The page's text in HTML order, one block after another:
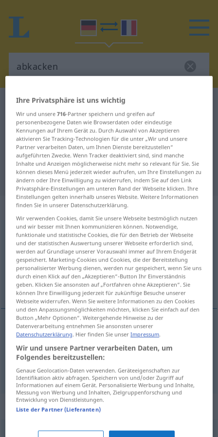
Deutsch-Französisch Wörterbuch
Deutsch-Französisch Übersetzung
für "abkacken"
"abkacken" Französisch
Übersetzung
„abkacken“: intransitives Verb
abkackenv/i < sép;-ge-> SL
Übersicht aller Übersetzungen
(Für mehr Details die Übersetzung anklicken/antippen)
chier foirer
chier abkackenseinen Darm entleeren SL
foirer abkackenversagen UMG <h.ous.>
Synonyme für "abkacken"
Ihre Privatsphäre ist uns wichtig
Wir und unsere716-Partner speichern und greifen auf
personenbezogene Daten wie Browserdaten oder eindeutige
Kennungen auf Ihrem Gerät zu. Durch Auswahl von Akzeptieren
aktivieren Sie Tracking-Technologien für die unter „Wir und unsere
Partner verarbeiten Daten, um Ihnen Dienste bereitzustellen“
aufgeführten Zwecke. Wenn Tracker deaktiviert sind, sind manche
Inhalte und Anzeigen möglicherweise nicht mehr so relevant für Sie. Sie
können dieses Menü jederzeit wieder aufrufen, um Ihre Einstellungen zu
ändern oder Ihre Einwilligung zu widerrufen, indem Sie auf den Link
Privatsphäre-Einstellungen am unteren Rand der Webseite klicken. Ihre
Einstellungen gelten innerhalb unseres Website. Weitere Informationen
finden Sie in unserer Datenschutzerklärung.
Wir verwenden Cookies, damit Sie unsere Webseite bestmöglich nutzen
und wir besser mit Ihnen kommunizieren können. Notwendige,
funktionale und statistische Cookies, die für den Betrieb der Webseite
und der statistischen Auswertung unserer Webseite erforderlich sind,
werden auf Grundlage unserer Vorauswahl immer auf Ihrem Endgerät
gespeichert. Marketing-Cookies und Cookies, die der Bereitstellung
personalisierter Werbung dienen, werden nur gespeichert, wenn Sie uns
durch einen Klick auf den „Akzeptieren“-Button Ihr Einverständnis
geben. Klicken Sie ansonsten auf „Fortfahren ohne Akzeptieren“. Sie
können Ihre Einwilligung jederzeit für zukünftige Besuche unserer
Webseite widerrufen. Wenn Sie weitere Informationen zu den Cookies
und den Anpassungsmöglichkeiten möchten, klicken Sie einfach auf den
Button „Mehr Optionen“. Weitergehende Hinweise zu der
Datenverarbeitung entnehmen Sie ansonsten unserer
Datenschutzerklärung. Hier finden Sie unserImpressum.
Wir und unsere Partner verarbeiten Daten, um
Folgendes bereitzustellen:
Genaue Geolocation-Daten verwenden. Geräteeigenschaften zur
Identifikation aktiv abfragen. Speichern von und/oder Zugriff auf
Informationen auf einem Gerät. Personalisierte Werbung und Inhalte,
Messung von Werbung und Inhalten, Zielgruppenforschung und
Entwicklung von Dienstleistungen.
Liste der Partner (Lieferanten)